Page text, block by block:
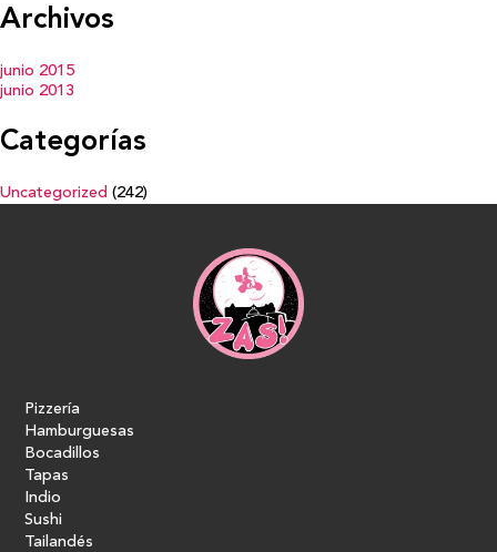
Archivos
junio 2015
junio 2013
Categorías
Uncategorized (242)
Pizzería
Hamburguesas
Bocadillos
Tapas
Indio
Sushi
Tailandés